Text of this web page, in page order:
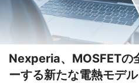
Nexperia、MOSFETの
ーする新たな電熱モデ